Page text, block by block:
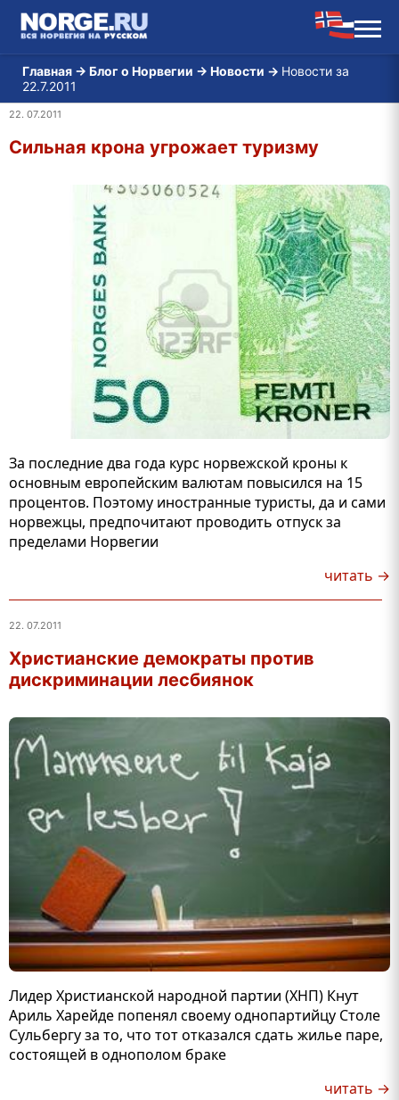
Главная → Блог о Норвегии → Новости → Новости за
22.7.2011
22. 07.2011
Сильная крона угрожает туризму
За последние два года курс норвежской кроны к
основным европейским валютам повысился на 15
процентов. Поэтому иностранные туристы, да и сами
норвежцы, предпочитают проводить отпуск за
пределами Норвегии
читать →
22. 07.2011
Христианские демократы против
дискриминации лесбиянок
Лидер Христианской народной партии (ХНП) Кнут
Ариль Харейде попенял своему однопартийцу Столе
Сульбергу за то, что тот отказался сдать жилье паре,
состоящей в однополом браке
читать →